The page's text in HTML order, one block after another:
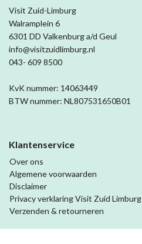
Visit Zuid-Limburg
Walramplein 6
6301 DD Valkenburg a/d Geul
info@visitzuidlimburg.nl
043- 609 8500
KvK nummer: 14063449
BTW nummer: NL807531650B01
Klantenservice
Over ons
Algemene voorwaarden
Disclaimer
Privacy verklaring Visit Zuid Limburg
Verzenden & retourneren